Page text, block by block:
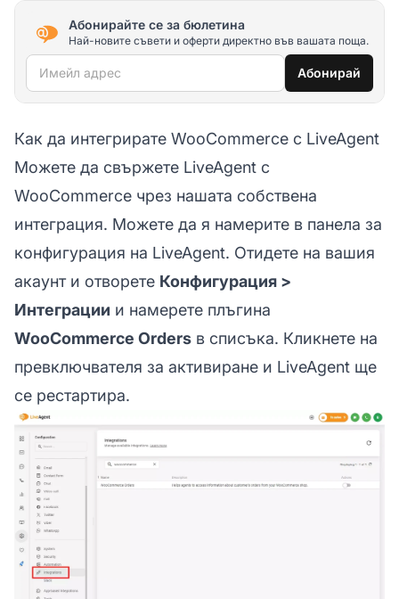
Абонирайте се за бюлетина
Най-новите съвети и оферти директно във вашата поща.
Имейл адрес Абонирай
Как да интегрирате WooCommerce с LiveAgent
Можете да свържете LiveAgent с
WooCommerce чрез нашата собствена
интеграция. Можете да я намерите в панела за
конфигурация на LiveAgent. Отидете на вашия
акаунт и отворете Конфигурация >
Интеграции и намерете плъгина
WooCommerce Orders в списъка. Кликнете на
превключвателя за активиране и LiveAgent ще
се рестартира.